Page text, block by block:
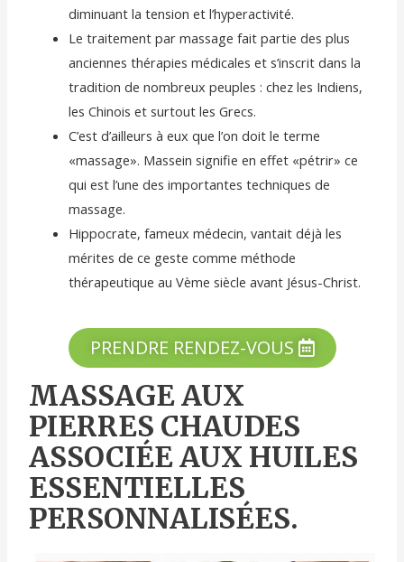
diminuant la tension et l’hyperactivité.
Le traitement par massage fait partie des plus
anciennes thérapies médicales et s’inscrit dans la
tradition de nombreux peuples : chez les Indiens,
les Chinois et surtout les Grecs.
C’est d’ailleurs à eux que l’on doit le terme
«massage». Massein signifie en effet «pétrir» ce
qui est l’une des importantes techniques de
massage.
Hippocrate, fameux médecin, vantait déjà les
mérites de ce geste comme méthode
thérapeutique au Vème siècle avant Jésus-Christ.
PRENDRE RENDEZ-VOUS
MASSAGE AUX
PIERRES CHAUDES
ASSOCIÉE AUX HUILES
ESSENTIELLES
PERSONNALISÉES.